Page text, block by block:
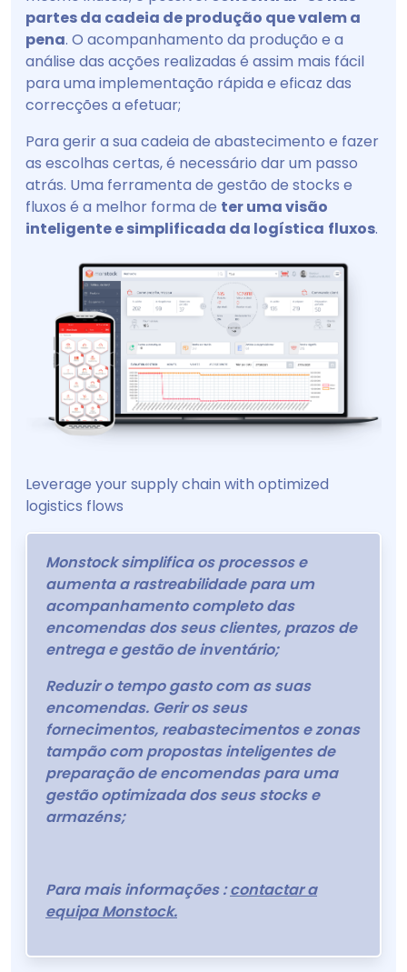
partes da cadeia de produção que valem a
pena. O acompanhamento da produção e a
análise das acções realizadas é assim mais fácil
para uma implementação rápida e eficaz das
correcções a efetuar;
Para gerir a sua cadeia de abastecimento e fazer
as escolhas certas, é necessário dar um passo
atrás. Uma ferramenta de gestão de stocks e
fluxos é a melhor forma de ter uma visão
inteligente e simplificada da logística fluxos.
Leverage your supply chain with optimized
logistics flows
Monstock simplifica os processos e
aumenta a rastreabilidade para um
acompanhamento completo das
encomendas dos seus clientes, prazos de
entrega e gestão de inventário;
Reduzir o tempo gasto com as suas
encomendas. Gerir os seus
fornecimentos, reabastecimentos e zonas
tampão com propostas inteligentes de
preparação de encomendas para uma
gestão optimizada dos seus stocks e
armazéns;
Para mais informações :contactar a
equipa Monstock.